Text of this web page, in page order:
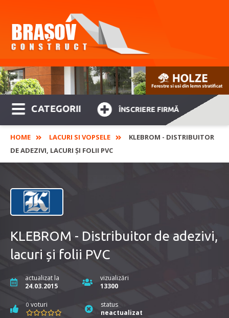
CATEGORII ÎNSCRIERE FIRMĂ
HOME LACURI SI VOPSELE
KLEBROM - DISTRIBUITOR
DE ADEZIVI, LACURI ȘI FOLII PVC
KLEBROM - Distribuitor de adezivi,
lacuri și folii PVC
actualizat la
24.03.2015
vizualizări
13300
0 voturi
status
neactualizat